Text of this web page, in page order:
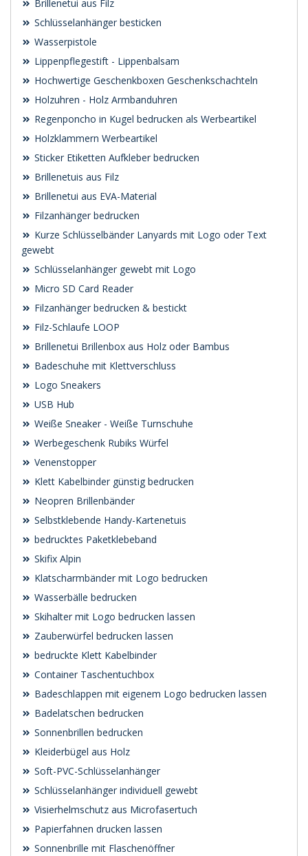
Brillenetui aus Filz
Schlüsselanhänger besticken
Wasserpistole
Lippenpflegestift - Lippenbalsam
Hochwertige Geschenkboxen Geschenkschachteln
Holzuhren - Holz Armbanduhren
Regenponcho in Kugel bedrucken als Werbeartikel
Holzklammern Werbeartikel
Sticker Etiketten Aufkleber bedrucken
Brillenetuis aus Filz
Brillenetui aus EVA-Material
Filzanhänger bedrucken
Kurze Schlüsselbänder Lanyards mit Logo oder Text
gewebt
Schlüsselanhänger gewebt mit Logo
Micro SD Card Reader
Filzanhänger bedrucken & bestickt
Filz-Schlaufe LOOP
Brillenetui Brillenbox aus Holz oder Bambus
Badeschuhe mit Klettverschluss
Logo Sneakers
USB Hub
Weiße Sneaker - Weiße Turnschuhe
Werbegeschenk Rubiks Würfel
Venenstopper
Klett Kabelbinder günstig bedrucken
Neopren Brillenbänder
Selbstklebende Handy-Kartenetuis
bedrucktes Paketklebeband
Skifix Alpin
Klatscharmbänder mit Logo bedrucken
Wasserbälle bedrucken
Skihalter mit Logo bedrucken lassen
Zauberwürfel bedrucken lassen
bedruckte Klett Kabelbinder
Container Taschentuchbox
Badeschlappen mit eigenem Logo bedrucken lassen
Badelatschen bedrucken
Sonnenbrillen bedrucken
Kleiderbügel aus Holz
Soft-PVC-Schlüsselanhänger
Schlüsselanhänger individuell gewebt
Visierhelmschutz aus Microfasertuch
Papierfahnen drucken lassen
Sonnenbrille mit Flaschenöffner